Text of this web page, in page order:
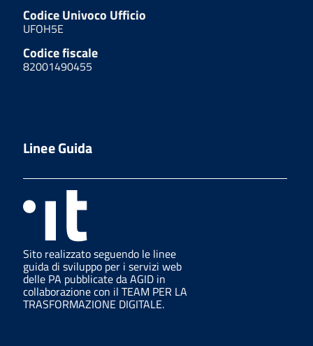
Codice Univoco Ufficio
UFOH5E
Codice fiscale
82001490455
Linee Guida
Sito realizzato seguendo le linee
guida di sviluppo per i servizi web
delle PA pubblicate da AGID in
collaborazione con il TEAM PER LA
TRASFORMAZIONE DIGITALE.